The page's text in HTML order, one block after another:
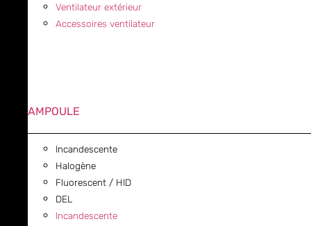
Ventilateur extérieur
Accessoires ventilateur
AMPOULE
Incandescente
Halogène
Fluorescent / HID
DEL
Incandescente